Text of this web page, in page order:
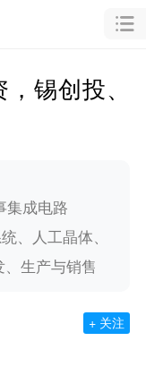
锡创投、
集成电路
、人工晶体、
生产与销售
+ 关注